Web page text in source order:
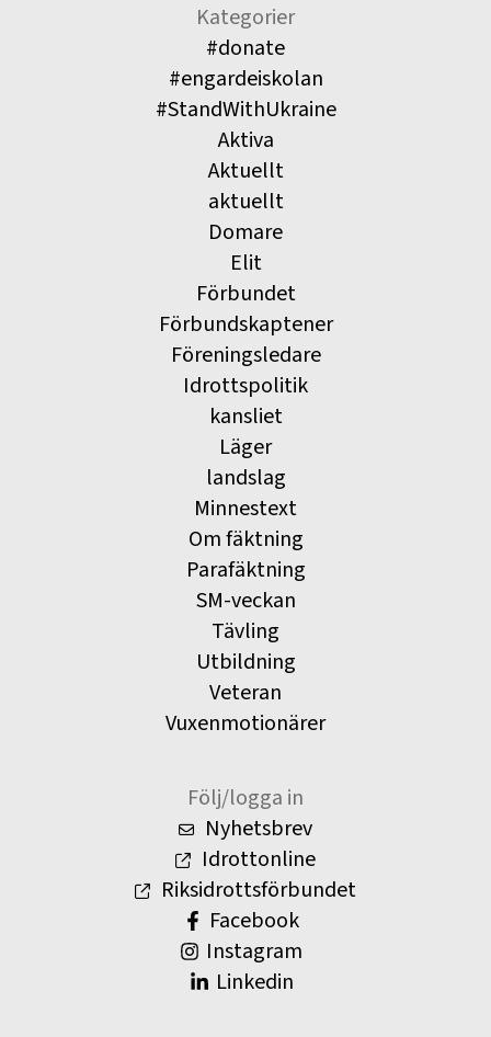
Kategorier
#donate
#engardeiskolan
#StandWithUkraine
Aktiva
Aktuellt
aktuellt
Domare
Elit
Förbundet
Förbundskaptener
Föreningsledare
Idrottspolitik
kansliet
Läger
landslag
Minnestext
Om fäktning
Parafäktning
SM-veckan
Tävling
Utbildning
Veteran
Vuxenmotionärer
Följ/logga in
Nyhetsbrev
Idrottonline
Riksidrottsförbundet
Facebook
Instagram
Linkedin